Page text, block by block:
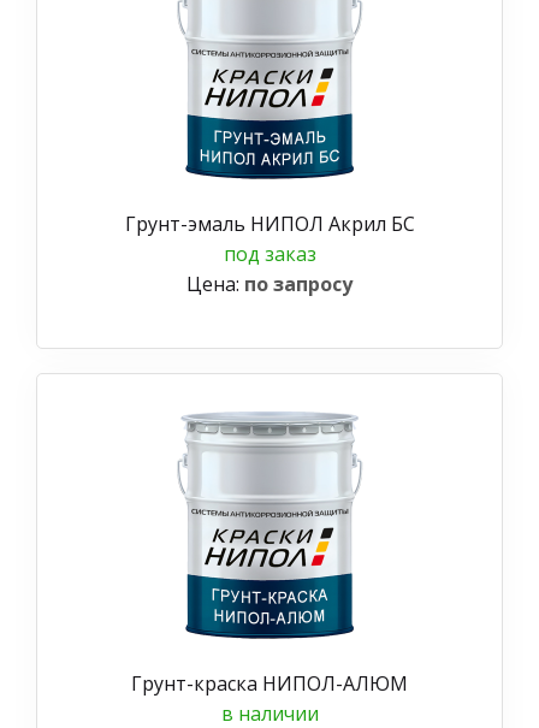
Грунт-эмаль НИПОЛ Акрил БС
под заказ
Цена: по запросу
Грунт-краска НИПОЛ-АЛЮМ
в наличии